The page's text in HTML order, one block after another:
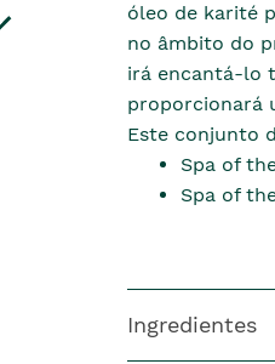
óleo de karité
no âmbito do
irá encantá-lo
proporcionará
Este conjunto
Spa of
Spa of
Ingredientes